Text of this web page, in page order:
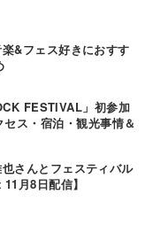
&フェス好きにおすす
FESTIVAL」初参加
ス・宿泊・観光事情＆
さんとフェスティバル
月8日配信】